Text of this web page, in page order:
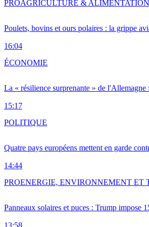
Poulets, bovins et ours polaires : la grippe
16:04
PROAGRICULTURE & ALIMENTATION
La « résilience surprenante » de l'Allemagne
15:17
ÉCONOMIE
Quatre pays européens mettent en garde
14:44
POLITIQUE
Panneaux solaires et puces : Trump impose
13:58
PROENERGIE, ENVIRONNEMENT ET